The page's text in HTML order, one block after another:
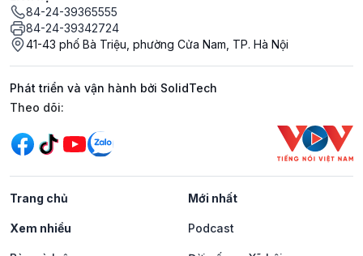
84-24-39365555
84-24-39342724
41-43 phố Bà Triệu, phường Cửa Nam, TP. Hà Nội
Phát triển và vận hành bởi SolidTech
Mạng xã hội
Theo dõi:
Trang chủ Mới nhất
Xem nhiều Podcast